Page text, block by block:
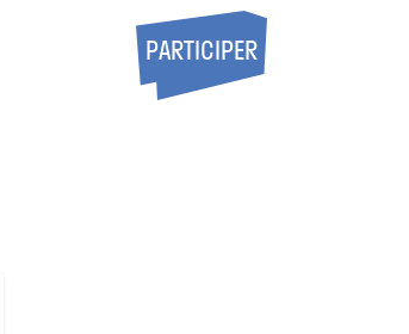
PARTICIPER